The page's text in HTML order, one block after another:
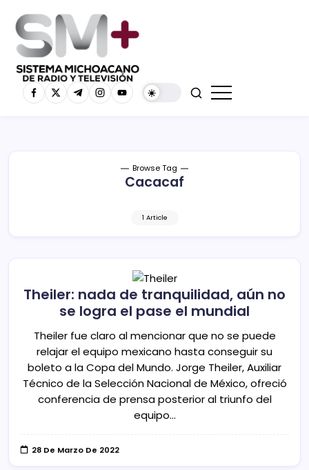
Browse Tag
Cacacaf
1 Article
Theiler: nada de tranquilidad, aún no
se logra el pase el mundial
Theiler fue claro al mencionar que no se puede
relajar el equipo mexicano hasta conseguir su
boleto a la Copa del Mundo. Jorge Theiler, Auxiliar
Técnico de la Selección Nacional de México, ofreció
conferencia de prensa posterior al triunfo del
equipo…
28 De Marzo De 2022